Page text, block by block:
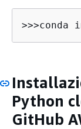
Python
GitHub